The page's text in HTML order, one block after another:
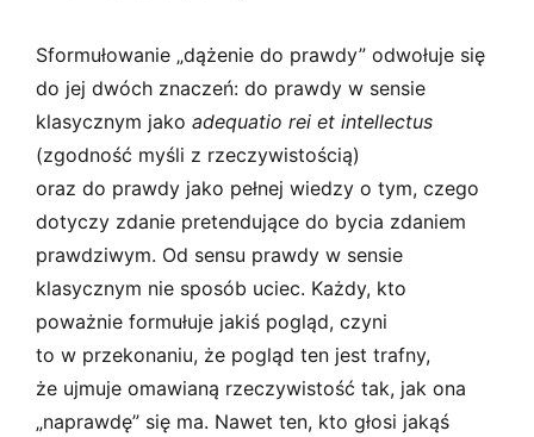
Sformułowanie „dążenie do prawdy” odwołuje się
do jej dwóch znaczeń: do prawdy w sensie
klasycznym jako adequatio rei et intellectus
(zgodność myśli z rzeczywistością)
oraz do prawdy jako pełnej wiedzy o tym, czego
dotyczy zdanie pretendujące do bycia zdaniem
prawdziwym. Od sensu prawdy w sensie
klasycznym nie sposób uciec. Każdy, kto
poważnie formułuje jakiś pogląd, czyni
to w przekonaniu, że pogląd ten jest trafny,
że ujmuje omawianą rzeczywistość tak, jak ona
„naprawdę” się ma. Nawet ten, kto głosi jakąś